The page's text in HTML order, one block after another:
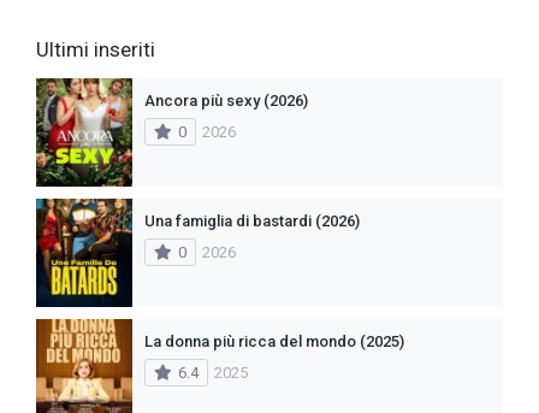
Ultimi inseriti
Ancora più sexy (2026)
0
2026
Una famiglia di bastardi (2026)
0
2026
La donna più ricca del mondo (2025)
6.4
2025